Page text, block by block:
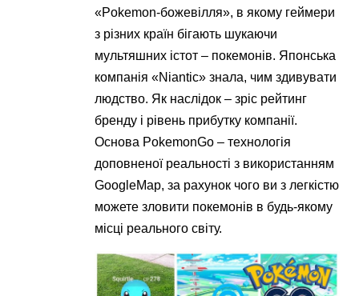
«Pokemon-божевілля», в якому геймери
з різних країн бігають шукаючи
мультяшних істот – покемонів. Японська
компанія «Niantic» знала, чим здивувати
людство. Як наслідок – зріс рейтинг
бренду і рівень прибутку компанії.
Основа PokemonGo – технологія
доповненої реальності з використанням
GoogleMap, за рахунок чого ви з легкістю
можете зловити покемонів в будь-якому
місці реального світу.